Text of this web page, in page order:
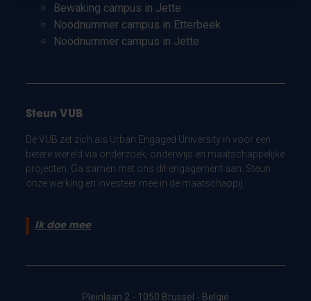
Bewaking campus in Jette
Noodnummer campus in Etterbeek
Noodnummer campus in Jette
Steun VUB
De VUB zet zich als Urban Engaged University in voor een
betere wereld via onderzoek, onderwijs en maatschappelijke
projecten. Ga samen met ons dit engagement aan. Steun
onze werking en investeer mee in de maatschappij.
Ik doe mee
Pleinlaan 2 - 1050 Brussel - België